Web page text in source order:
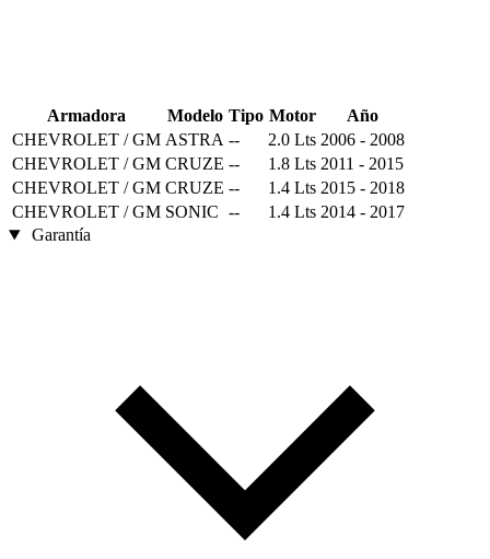
Armadora Modelo Tipo Motor
Año
CHEVROLET / GM ASTRA -- 2.0 Lts 2006 - 2008
CHEVROLET / GM CRUZE -- 1.8 Lts 2011 - 2015
CHEVROLET / GM CRUZE -- 1.4 Lts 2015 - 2018
CHEVROLET / GM SONIC -- 1.4 Lts 2014 - 2017
Garantía